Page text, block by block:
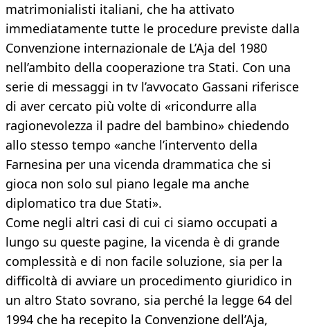
matrimonialisti italiani, che ha attivato
immediatamente tutte le procedure previste dalla
Convenzione internazionale de L’Aja del 1980
nell’ambito della cooperazione tra Stati. Con una
serie di messaggi in tv l’avvocato Gassani riferisce
di aver cercato più volte di «ricondurre alla
ragionevolezza il padre del bambino» chiedendo
allo stesso tempo «anche l’intervento della
Farnesina per una vicenda drammatica che si
gioca non solo sul piano legale ma anche
diplomatico tra due Stati».
Come negli altri casi di cui ci siamo occupati a
lungo su queste pagine, la vicenda è di grande
complessità e di non facile soluzione, sia per la
difficoltà di avviare un procedimento giuridico in
un altro Stato sovrano, sia perché la legge 64 del
1994 che ha recepito la Convenzione dell’Aja,